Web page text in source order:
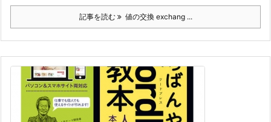
記事を読む 値の交換 exchang ...